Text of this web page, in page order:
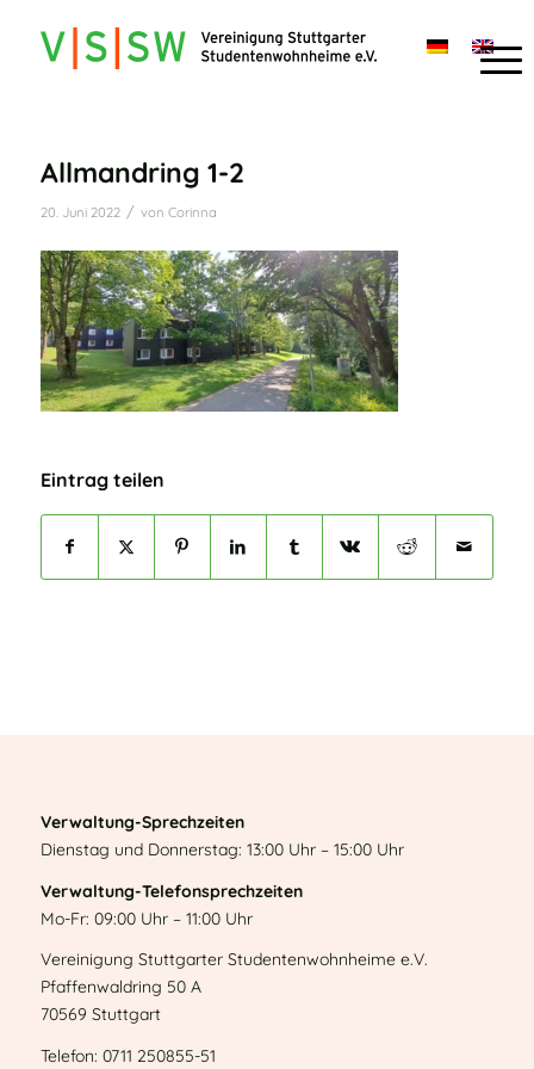
Allmandring 1-2
20. Juni 2022 / von Corinna
Eintrag teilen
Verwaltung-Sprechzeiten
Dienstag und Donnerstag: 13:00 Uhr – 15:00 Uhr
Verwaltung-Telefonsprechzeiten
Mo-Fr: 09:00 Uhr – 11:00 Uhr
Vereinigung Stuttgarter Studentenwohnheime e.V.
Pfaffenwaldring 50 A
70569 Stuttgart
Telefon: 0711 250855-51